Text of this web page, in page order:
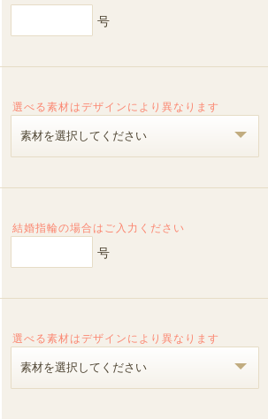
号
選べる素材はデザインにより異なります
結婚指輪の場合はご入力ください
号
選べる素材はデザインにより異なります